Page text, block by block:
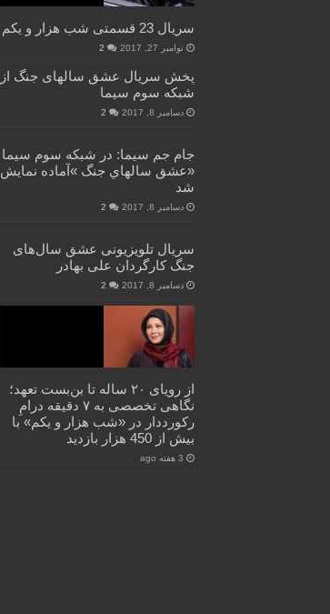
سریال 23 قسمتی شب هزار و یکم
نوامبر 27, 2017 2
پخش سریال عشق سالهای جنگ از
شبکه سوم سیما
دسامبر 8, 2017 2
جام جم سیما: در شبکه سوم سيما
«عشق سالهاي جنگ »آماده نمايش
شد
دسامبر 8, 2017 2
سریال تلویزیونی عشق سال‌های
جنگ کارگردان علی بهادر
دسامبر 8, 2017 2
از رویای ۲۰ ساله تا بن‌بست تعهد؛
نگاهی تخصصی به ۷ دقیقه درامِ
رکورددار در «شب هزار و یکم» با
بیش از 450 هزار بازدید
3 هفته ago